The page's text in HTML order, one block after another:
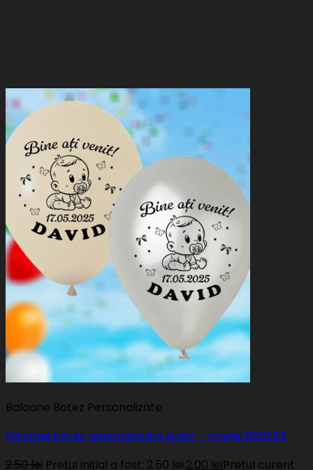
Baloane Botez Personalizate
Baloane botez personalizate baiat – model 680559
2.50lei Prețul inițial a fost: 2.50 lei.2.00 leiPrețul curent